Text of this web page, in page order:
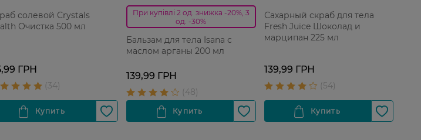
солевой Crystals
Очистка 500 мл
ГРН
При купівлі 2 од. знижка -20%, 3
од. -30%
Бальзам для тела Isana с
маслом арганы 200 мл
139,99 ГРН
Сахарный скраб для тела
Fresh Juice Шоколад и
марципан 225 мл
139,99 ГРН